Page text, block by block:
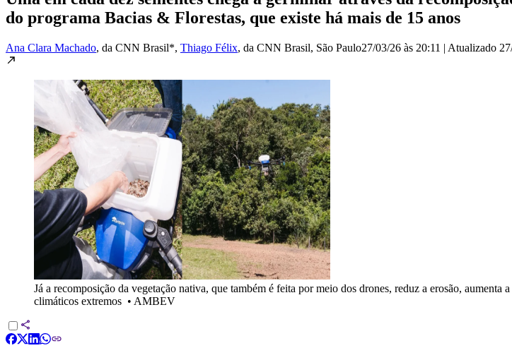
do programa Bacias & Florestas, que existe há mais de 15 anos
Ana Clara Machado, da CNN Brasil*, Thiago Félix, da CNN Brasil, São Paulo27/03/26 às 20:11 | Atualizado
Já a recomposição da vegetação nativa, que também é feita por meio dos drones, reduz a erosão,
climáticos extremos • AMBEV